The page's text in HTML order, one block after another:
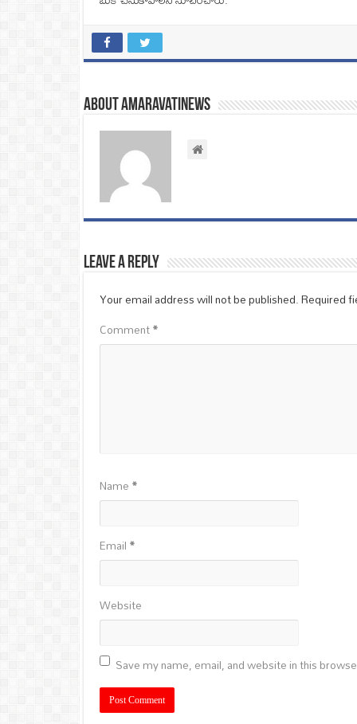
About amaravatinews
Leave a Reply
Your email address will not be published.Required
Comment*
Name*
Email*
Website
Save my name, email, and website in this